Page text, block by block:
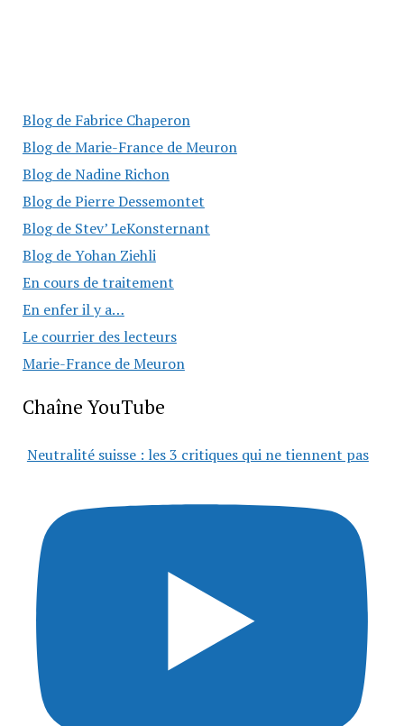
Blog de Fabrice Chaperon
Blog de Marie-France de Meuron
Blog de Nadine Richon
Blog de Pierre Dessemontet
Blog de Stev’ LeKonsternant
Blog de Yohan Ziehli
En cours de traitement
En enfer il y a…
Le courrier des lecteurs
Marie-France de Meuron
Chaîne YouTube
Neutralité suisse : les 3 critiques qui ne tiennent pas